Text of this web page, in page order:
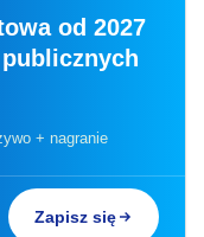
od 2027
+ nagranie
Zapisz się